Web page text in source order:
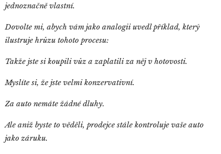
jednoznačně vlastní.
Dovolte mi, abych vám jako analogii uvedl příklad, který
ilustruje hrůzu tohoto procesu:
Takže jste si koupili vůz a zaplatili za něj v hotovosti.
Myslíte si, že jste velmi konzervativní.
Za auto nemáte žádné dluhy.
Ale aniž byste to věděli, prodejce stále kontroluje vaše auto
jako záruku.